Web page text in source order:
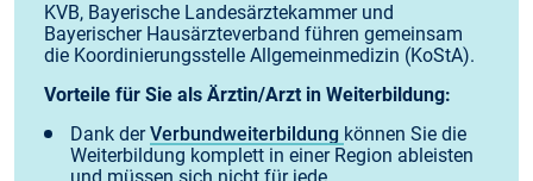
KVB, Bayerische Landesärztekammer und
Bayerischer Hausärzteverband führen gemeinsam
die Koordinierungsstelle Allgemeinmedizin (KoStA).
Vorteile für Sie als Ärztin/Arzt in Weiterbildung:
Dank derVerbundweiterbildung können Sie die
Weiterbildung komplett in einer Region ableisten